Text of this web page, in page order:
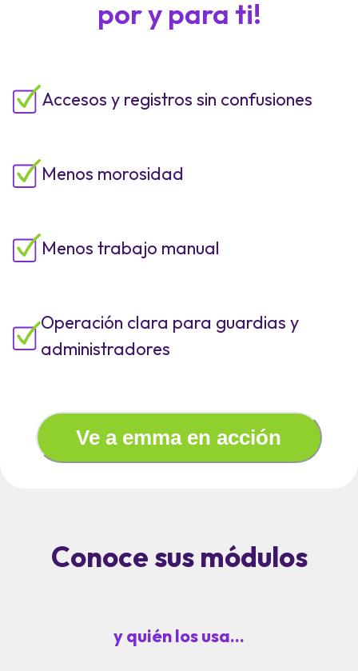
por y para ti!
Accesos y registros sin confusiones
Menos morosidad
Menos trabajo manual
Operación clara para guardias y
administradores
Ve a emma en acción
Conoce sus módulos
y quién los usa...